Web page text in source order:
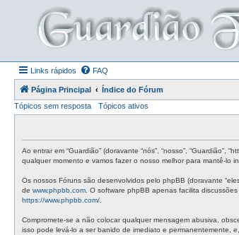
Links rápidos FAQ
Página Principal
Índice do Fórum
Tópicos sem resposta
Tópicos ativos
Ao entrar em “Guardião” (doravante “nós”, “nosso”,
qualquer momento e vamos fazer o nosso melhor para mantê-lo
Os nossos Fóruns são desenvolvidos pelo phpBB (doravante
de www.phpbb.com . O software phpBB apenas facilita
https://www.phpbb.com/
Compromete-se a não colocar qualquer mensagem abusiva,
isso pode levá-lo a ser banido de imediato e permanentemente,